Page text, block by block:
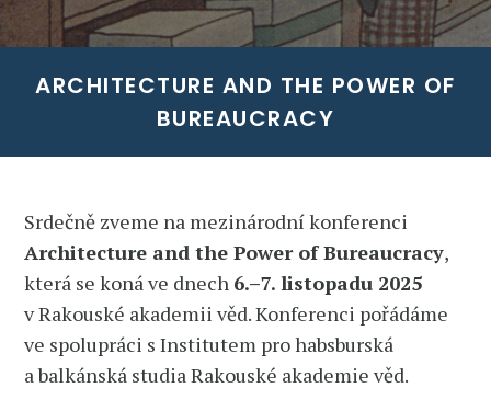
ARCHITECTURE AND THE POWER OF
BUREAUCRACY
Srdečně zveme na mezinárodní konferenci
Architecture and the Power of Bureaucracy,
která se koná ve dnech 6.–7. listopadu 2025
vRakouské akademii věd. Konferenci pořádáme
ve spolupráci sInstitutem pro habsburská
a balkánská studia Rakouské akademie věd.